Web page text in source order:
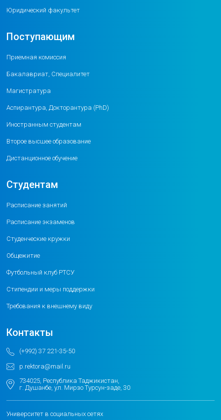
Юридический факультет
Поступающим
Приемная комиссия
Бакалавриат, Специалитет
Магистратура
Аспирантура, Докторантура (PhD)
Иностранным студентам
Второе высшее образование
Дистанционное обучение
Студентам
Расписание занятий
Расписание экзаменов
Студенческие кружки
Общежитие
Футбольный клуб РТСУ
Стипендии и меры поддержки
Требования к внешнему виду
Контакты
(+992) 37 221-35-50
p.rektora@mail.ru
734025, Республика Таджикистан,
г. Душанбе, ул. Мирзо Турсун-заде, 30
Университет в социальных сетях